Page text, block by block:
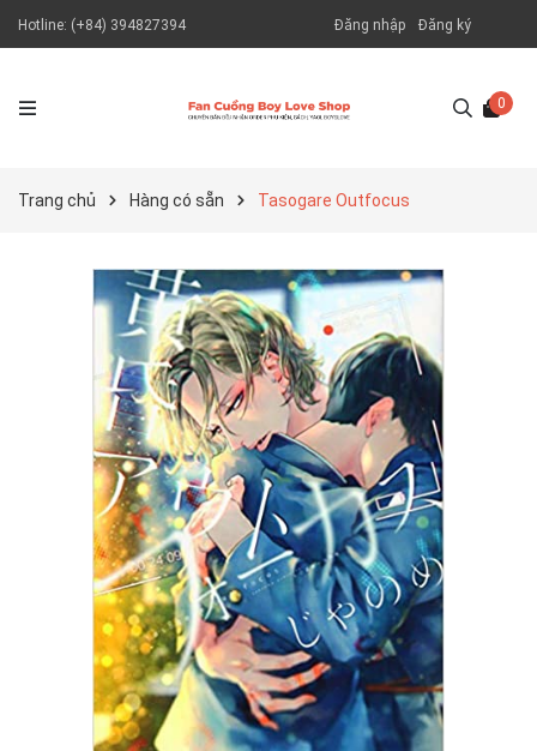
Hotline: (+84) 394827394 Đăng nhập Đăng ký
0
Trang chủ Hàng có sẵn Tasogare Outfocus